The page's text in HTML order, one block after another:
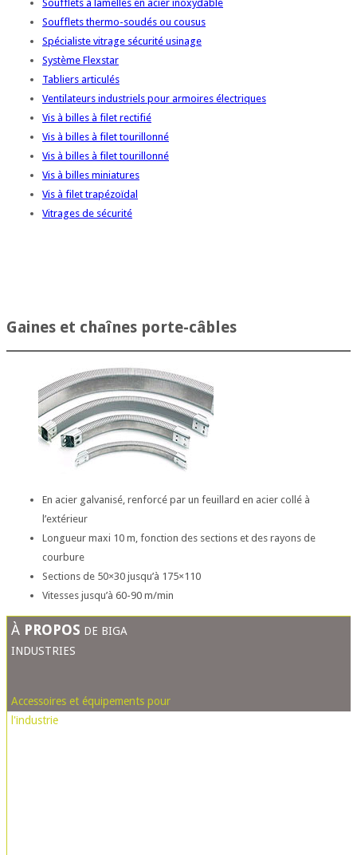
Soufflets à lamelles en acier inoxydable
Soufflets thermo-soudés ou cousus
Spécialiste vitrage sécurité usinage
Système Flexstar
Tabliers articulés
Ventilateurs industriels pour armoires électriques
Vis à billes à filet rectifié
Vis à billes à filet tourillonné
Vis à billes à filet tourillonné
Vis à billes miniatures
Vis à filet trapézoïdal
Vitrages de sécurité
Gaines et chaînes porte-câbles
En acier galvanisé, renforcé par un feuillard en acier collé à
l’extérieur
Longueur maxi 10 m, fonction des sections et des rayons de
courbure
Sections de 50×30 jusqu’à 175×110
Vitesses jusqu’à 60-90 m/min
À PROPOS DE BIGA
INDUSTRIES
Accessoires et équipements pour
l'industrie